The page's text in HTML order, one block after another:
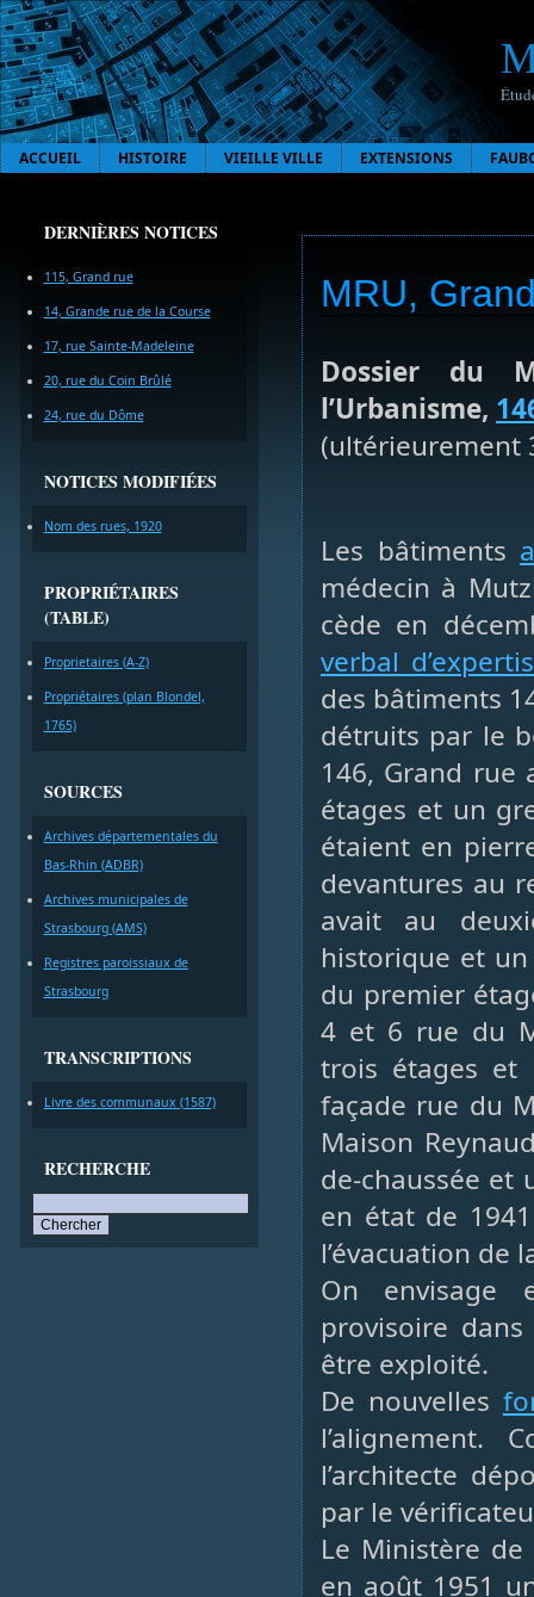
ACCUEIL HISTOIRE VIEILLE VILLE EXTENSIONS
DERNIÈRES NOTICES
115, Grand rue
14, Grande rue de la Course
17, rue Sainte-Madeleine
20, rue du Coin Brûlé
24, rue du Dôme
NOTICES MODIFIÉES
Nom des rues, 1920
PROPRIÉTAIRES
(TABLE)
Proprietaires (A-Z)
Propriétaires (plan Blondel,
1765)
SOURCES
Archives départementales du
Bas-Rhin (ADBR)
Archives municipales de
Strasbourg (AMS)
Registres paroissiaux de
Strasbourg
TRANSCRIPTIONS
Livre des communaux (1587)
RECHERCHE
MRU,
Dossier du
l’Urbanisme,
(ultérieurement
Les bâtiments
médecin à
cède en
verbal
des bâtiments
détruits par le
146, Grand rue
étages et un
étaient en
devantures au
avait au
historique et
du premier
4 et 6 rue du
trois étages et
façade rue du
Maison
de-chaussée et
en état de
l’évacuation de
On
provisoire
être exploité.
De nouvelles
l’alignement.
l’architecte
par le
Le Ministère de
en août 1951